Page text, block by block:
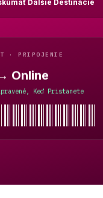
Ďalšie Destinácie
· PRIPOJENIE
Faso
Online
Keď Pristanete